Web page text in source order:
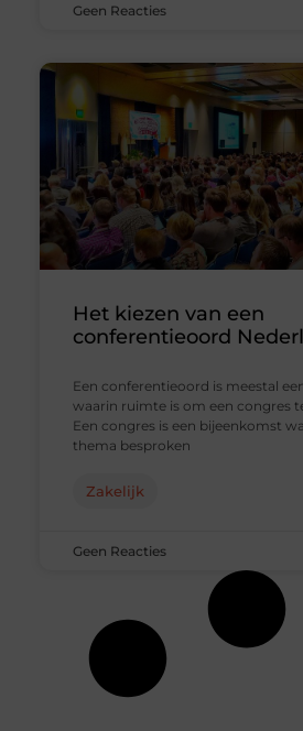
Geen Reacties
Het kiezen van een
conferentieoord
Een conferentieoord is meestal
waarin ruimte is om een congres
Een congres is een bijeenkomst
thema besproken
Zakelijk
Geen Reacties